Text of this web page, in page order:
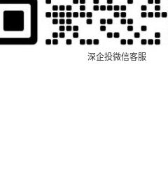
深企投微信客服